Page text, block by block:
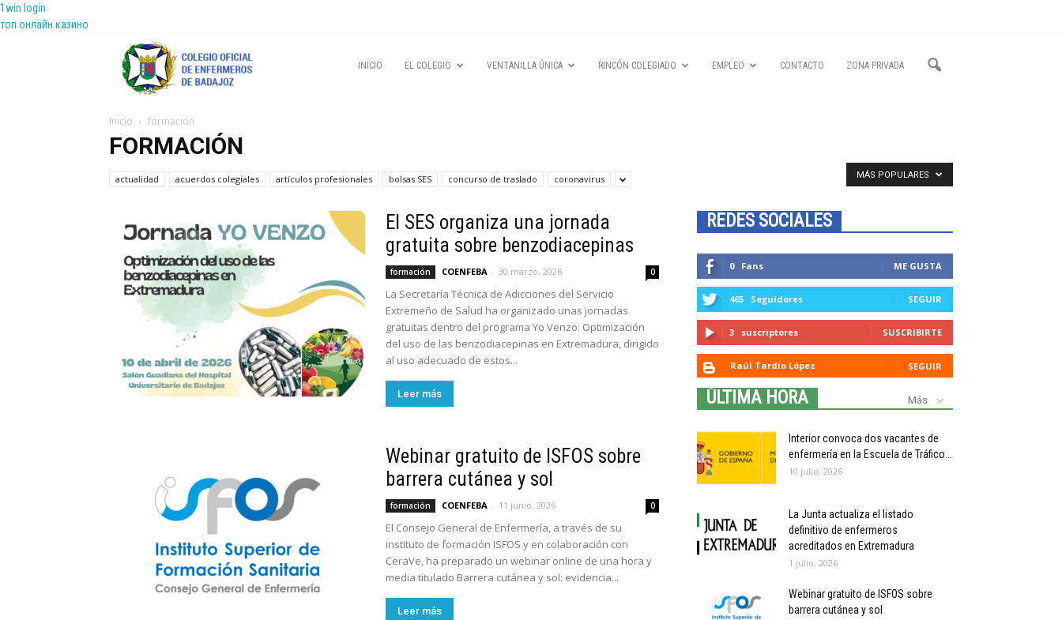
1win login
топ онлайн казино
INICIO EL COLEGIO VENTANILLA ÚNICA RINCÓN COLEGIADO EMPLEO CONTACTO ZONA PRIVADA
Inicio formación
FORMACIÓN
actualidad acuerdos colegiales artículos profesionales bolsas SES concurso de traslado coronavirus MÁS POPULARES
El SES organiza una jornada
gratuita sobre benzodiacepinas
formación COENFEBA - 30 marzo, 2026 0
La Secretaría Técnica de Adicciones del Servicio
Extremeño de Salud ha organizado unas jornadas
gratuitas dentro del programa Yo Venzo: Optimización
del uso de las benzodiacepinas en Extremadura, dirigido
al uso adecuado de estos...
Leer más
Webinar gratuito de ISFOS sobre
barrera cutánea y sol
formación COENFEBA - 11 junio, 2026 0
El Consejo General de Enfermería, a través de su
instituto de formación ISFOS y en colaboración con
CeraVe, ha preparado un webinar online de una hora y
media titulado Barrera cutánea y sol: evidencia...
Leer más
REDES SOCIALES
0 Fans ME GUSTA
465 Seguidores SEGUIR
3 suscriptores SUSCRIBIRTE
Raúl Tardío López SEGUIR
ÚLTIMA HORA Más
Interior convoca dos vacantes de
enfermería en la Escuela de Tráfico...
10 julio, 2026
La Junta actualiza el listado
definitivo de enfermeros
acreditados en Extremadura
1 julio, 2026
Webinar gratuito de ISFOS sobre
barrera cutánea y sol